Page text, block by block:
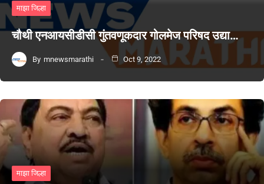
माझा जिल्हा
चौथी एनआयसीडीसी गुंतवणूकदार गोलमेज परिषद उद्या…
By mnewsmarathi Oct 9, 2022
माझा जिल्हा